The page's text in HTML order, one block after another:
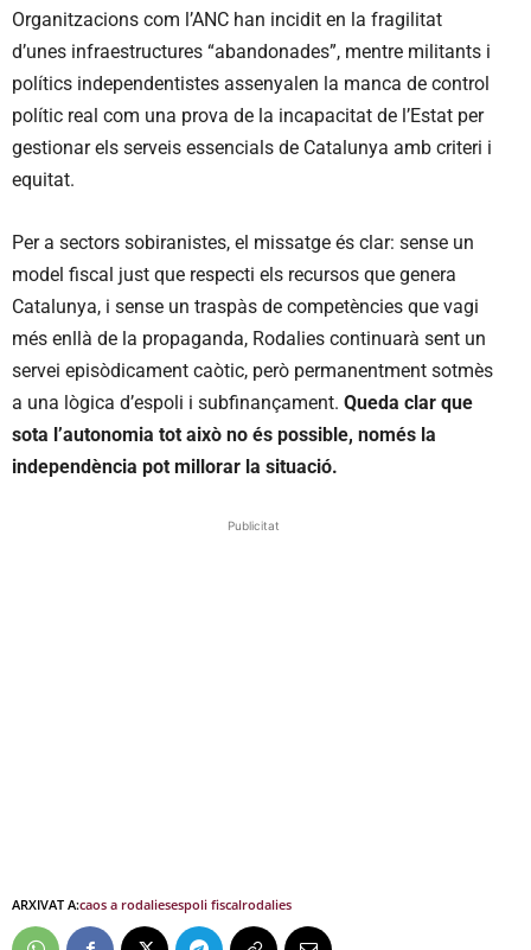
Organitzacions com l’ANC han incidit en la fragilitat
d’unes infraestructures “abandonades”, mentre militants i
polítics independentistes assenyalen la manca de control
polític real com una prova de la incapacitat de l’Estat per
gestionar els serveis essencials de Catalunya amb criteri i
equitat.
Per a sectors sobiranistes, el missatge és clar: sense un
model fiscal just que respecti els recursos que genera
Catalunya, i sense un traspàs de competències que vagi
més enllà de la propaganda, Rodalies continuarà sent un
servei episòdicament caòtic, però permanentment sotmès
a una lògica d’espoli i subfinançament. Queda clar que
sota l’autonomia tot això no és possible, només la
independència pot millorar la situació.
Publicitat
ARXIVAT A:caos a rodaliesespoli fiscalrodalies